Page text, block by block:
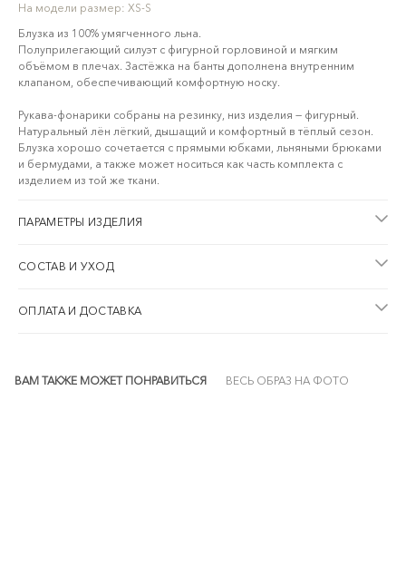
На модели размер: XS-S
Блузка из 100% умягченного льна.
Полуприлегающий силуэт с фигурной горловиной и мягким
объёмом в плечах. Застёжка на банты дополнена внутренним
клапаном, обеспечивающий комфортную носку.
Рукава-фонарики собраны на резинку, низ изделия — фигурный.
Натуральный лён лёгкий, дышащий и комфортный в тёплый сезон.
Блузка хорошо сочетается с прямыми юбками, льняными брюками
и бермудами, а также может носиться как часть комплекта с
изделием из той же ткани.
ПАРАМЕТРЫ ИЗДЕЛИЯ
СОСТАВ И УХОД
ОПЛАТА И ДОСТАВКА
ВАМ ТАКЖЕ МОЖЕТ ПОНРАВИТЬСЯ ВЕСЬ ОБРАЗ НА ФОТО